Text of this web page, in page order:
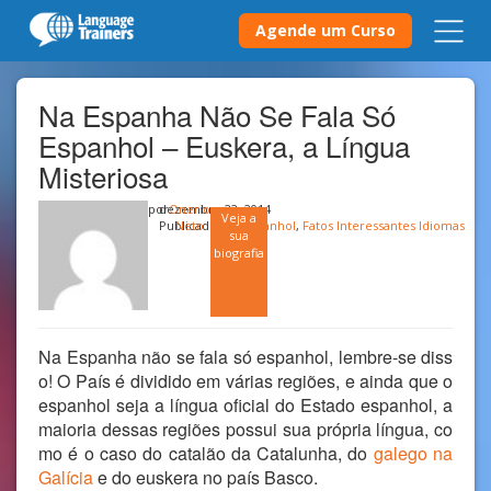
Agende um Curso
Na Espanha Não Se Fala Só
Espanhol – Euskera, a Língua
Misteriosa
porOnerio
Neto
Veja a
sua
biografia
dezembro 22, 2014
Publicado emEspanhol, Fatos Interessantes Idiomas
Na Espanha não se fala só espanhol, lembre-se diss
o! O País é dividido em várias regiões, e ainda que o
espanhol seja a língua oficial do Estado espanhol, a
maioria dessas regiões possui sua própria língua, co
mo é o caso do catalão da Catalunha, do galego na
Galíciae do euskera no país Basco.